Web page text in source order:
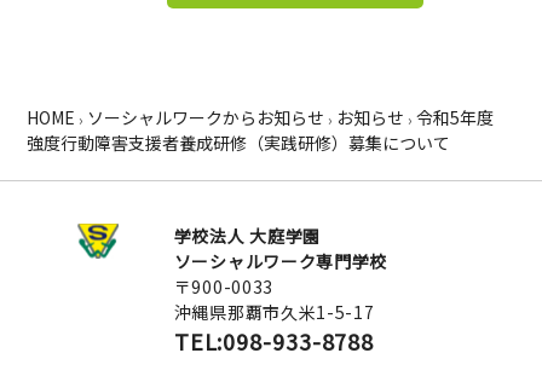
HOME › ソーシャルワークからお知らせ › お知らせ › 令和5年度
強度行動障害支援者養成研修（実践研修）募集について
学校法人 大庭学園
ソーシャルワーク専門学校
〒900-0033
沖縄県那覇市久米1-5-17
TEL:098-933-8788